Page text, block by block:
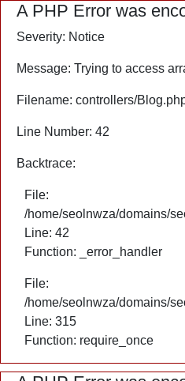
A PHP Error was
Severity: Notice
Message: Trying to access
Filename: controllers/
Line Number: 42
Backtrace:
File:
/home/seolnwza/domains/
Line: 42
Function: _error_handler
File:
/home/seolnwza/domains/
Line: 315
Function: require_once